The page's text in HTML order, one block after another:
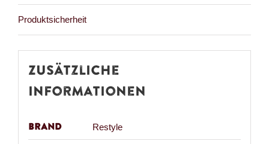
Produktsicherheit
Zusätzliche
Informationen
Brand Restyle